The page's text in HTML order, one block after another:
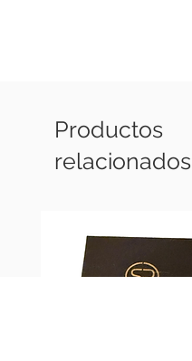
Productos
relacionados